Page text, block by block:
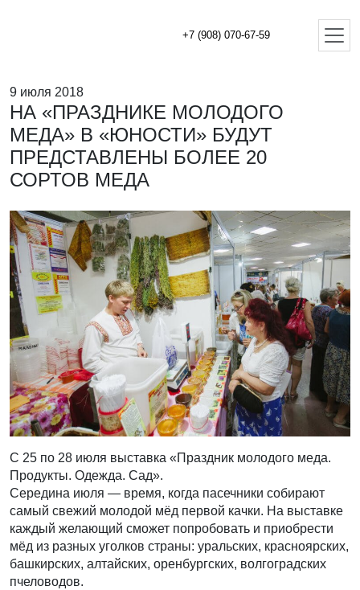
+7 (908) 070-67-59
9 июля 2018
НА «ПРАЗДНИКЕ МОЛОДОГО
МЕДА» В «ЮНОСТИ» БУДУТ
ПРЕДСТАВЛЕНЫ БОЛЕЕ 20
СОРТОВ МЕДА
С 25 по 28 июля выставка «Праздник молодого меда.
Продукты. Одежда. Сад».
Середина июля — время, когда пасечники собирают
самый свежий молодой мёд первой качки. На выставке
каждый желающий сможет попробовать и приобрести
мёд из разных уголков страны: уральских, красноярских,
башкирских, алтайских, оренбургских, волгоградских
пчеловодов.